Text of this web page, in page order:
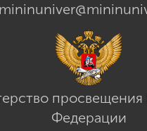
просвещения
Федерации